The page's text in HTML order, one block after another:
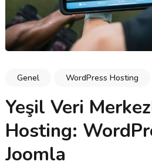
Genel WordPress Hosting
Yeşil Veri
Hosting:
Joomla